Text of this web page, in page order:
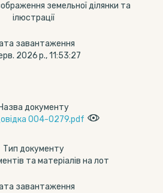
земельної ділянки та
ілюстрації
завантаження
2026 р., 11:53:27
Назва документу
004-0279.pdf
Тип документу
та матеріалів на лот
завантаження